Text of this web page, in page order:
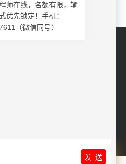
师在线，名额有限，输
优先锁定！手机：
（微信同号）
发 送